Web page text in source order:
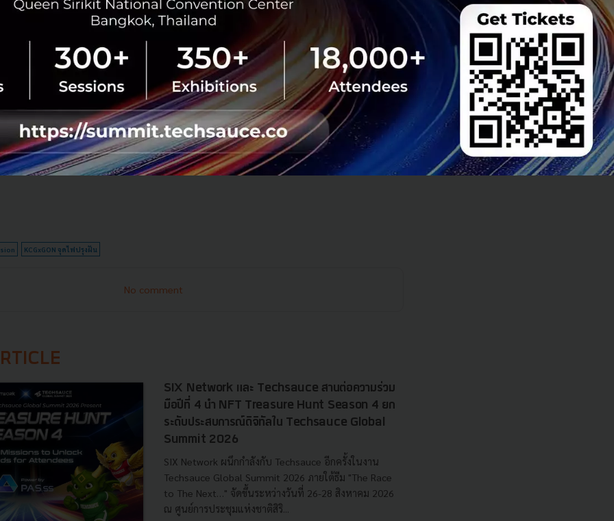
X GON จุดไฟปรุงฝัน” จึงเป็นอีกหนึ่งโครงการดี ๆ ที่จัดขึ้นเพื่อช่วยเหลือคน
ครเข้าร่วมโครงการได้ทั้งผู้ที่ไม่เคยมีพื้นฐานด้านเบเกอรี่ ไม่มีอุปกรณ์พื้นฐานเริ่ม
ำกัด หรือผู้ที่มีพื้นฐาน และมีอุปกรณ์เบื้องต้น สอบถาม และดูรายละเอียดเพิ่มเติม
บสิทธิได้ฟรี คลิ๊กเลยที่ KCG จุดไฟปรุงฝัน”
ละอัพเดทโปรโมชั่นดี ๆ เพิ่มเติมได้ที่ www.barbqplaza.com และติดตาม
จาก GON LIVE ได้ทาง Facebook @Bar B Q Plaza
KCGxGON จุดไฟปรุงฝัน
No comment
SIX Network และ Techsauce สานต่อความร่วม
มือปีที่ 4 นำ NFT Treasure Hunt Season 4 ยก
ระดับประสบการณ์ดิจิทัลใน Techsauce Global
Summit 2026
SIX Network ผนึกกำลังกับ Techsauce อีกครั้งในงาน
Techsauce Global Summit 2026 ภายใต้ธีม "The Race
to The Next…" จัดขึ้นระหว่างวันที่ 26-28 สิงหาคม 2026
ณ ศูนย์การประชุมแห่งชาติสิริ...